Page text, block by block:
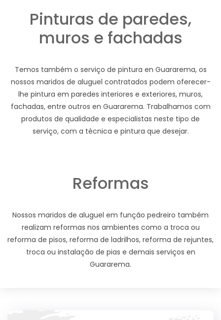
Pinturas de paredes,
muros e fachadas
Temos também o serviço de pintura en Guararema, os
nossos maridos de aluguel contratados podem oferecer-
lhe pintura em paredes interiores e exteriores, muros,
fachadas, entre outros en Guararema. Trabalhamos com
produtos de qualidade e especialistas neste tipo de
serviço, com a técnica e pintura que desejar.
Reformas
Nossos maridos de aluguel em função pedreiro também
realizam reformas nos ambientes como a troca ou
reforma de pisos, reforma de ladrilhos, reforma de rejuntes,
troca ou instalação de pias e demais serviços en
Guararema.